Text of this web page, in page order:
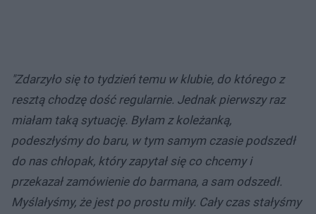
"Zdarzyło się to tydzień temu w klubie, do którego z
resztą chodzę dość regularnie. Jednak pierwszy raz
miałam taką sytuację. Byłam z koleżanką,
podeszłyśmy do baru, w tym samym czasie podszedł
do nas chłopak, który zapytał się co chcemy i
przekazał zamówienie do barmana, a sam odszedł.
Myślałyśmy, że jest po prostu miły. Cały czas stałyśmy